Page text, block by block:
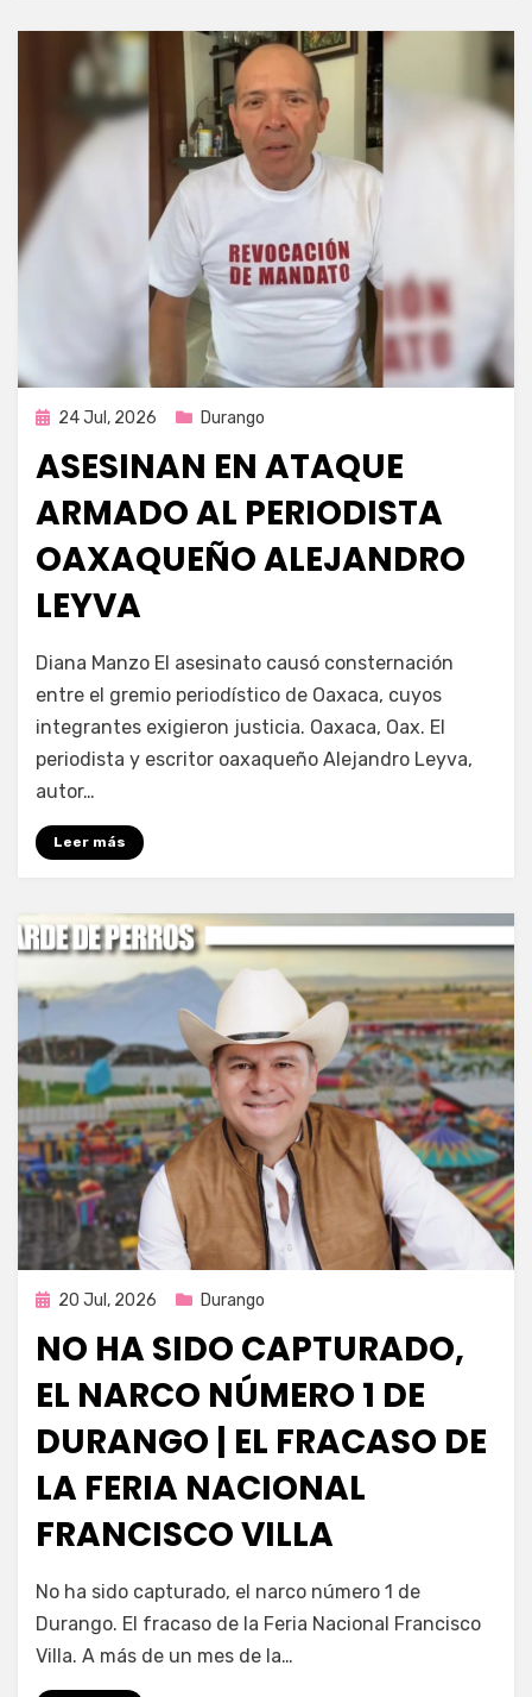
Publicada
24 Jul, 2026 Durango
ASESINAN EN ATAQUE
ARMADO AL PERIODISTA
OAXAQUEÑO ALEJANDRO
LEYVA
Fernando Miranda Servín
Diana Manzo El asesinato causó consternación
entre el gremio periodístico de Oaxaca, cuyos
integrantes exigieron justicia. Oaxaca, Oax. El
periodista y escritor oaxaqueño Alejandro Leyva,
autor…
Leer más
Publicada
20 Jul, 2026 Durango
NO HA SIDO CAPTURADO,
EL NARCO NÚMERO 1 DE
DURANGO | EL FRACASO DE
LA FERIA NACIONAL
FRANCISCO VILLA
por Fernando Miranda Servín
No ha sido capturado, el narco número 1 de
Durango. El fracaso de la Feria Nacional Francisco
Villa. A más de un mes de la…